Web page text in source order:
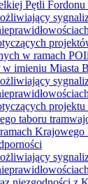
Pętli Fordonu
w ramach
imieniu Miasta
taboru